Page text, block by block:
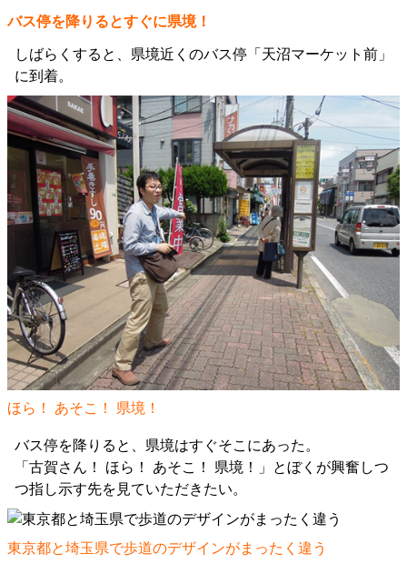
バス停を降りるとすぐに県境！
しばらくすると、県境近くのバス停「天沼マーケット前」
に到着。
ほら！ あそこ！ 県境！
バス停を降りると、県境はすぐそこにあった。
「古賀さん！ ほら！ あそこ！ 県境！」とぼくが興奮しつ
つ指し示す先を見ていただきたい。
東京都と埼玉県で歩道のデザインがまったく違う